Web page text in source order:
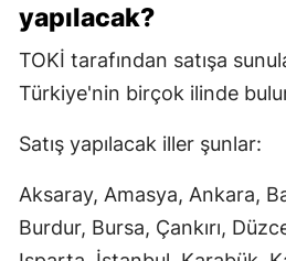
yapılacak?
TOKİ tarafından satışa
Türkiye'nin birçok ilinde
Satış yapılacak iller şunlar:
Aksaray, Amasya, Ankara,
Burdur, Bursa, Çankırı,